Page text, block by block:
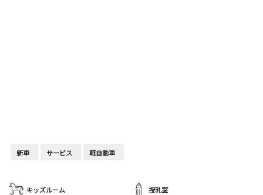
新車 サービス 軽自動車
キッズルーム 授乳室